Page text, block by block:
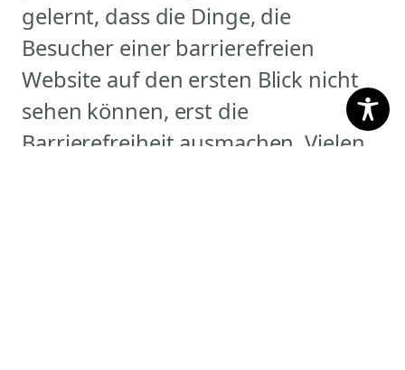
gelernt, dass die Dinge, die
Besucher einer barrierefreien
Website auf den ersten Blick nicht
sehen können, erst die
Barrierefreiheit ausmachen. Vielen